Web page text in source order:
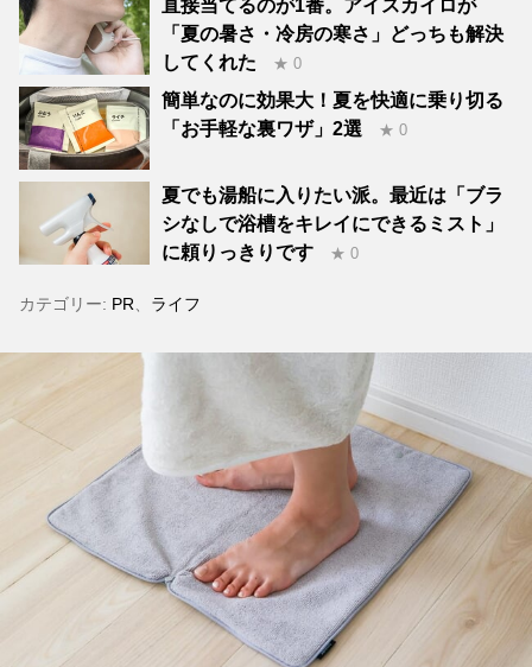
直接当てるのが1番。アイスカイロが
「夏の暑さ・冷房の寒さ」どっちも解決
してくれた
★ 0
簡単なのに効果大！夏を快適に乗り切る
「お手軽な裏ワザ」2選
★ 0
夏でも湯船に入りたい派。最近は「ブラ
シなしで浴槽をキレイにできるミスト」
に頼りっきりです
★ 0
カテゴリー: PR ライフ